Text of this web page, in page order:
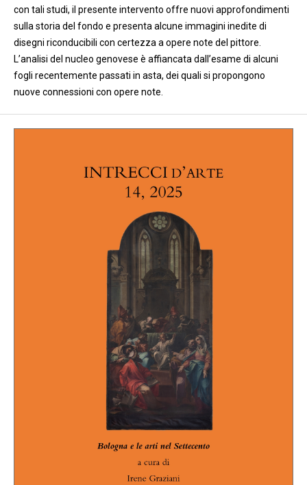
con tali studi, il presente intervento offre nuovi approfondimenti
sulla storia del fondo e presenta alcune immagini inedite di
disegni riconducibili con certezza a opere note del pittore.
L’analisi del nucleo genovese è affiancata dall’esame di alcuni
fogli recentemente passati in asta, dei quali si propongono
nuove connessioni con opere note.